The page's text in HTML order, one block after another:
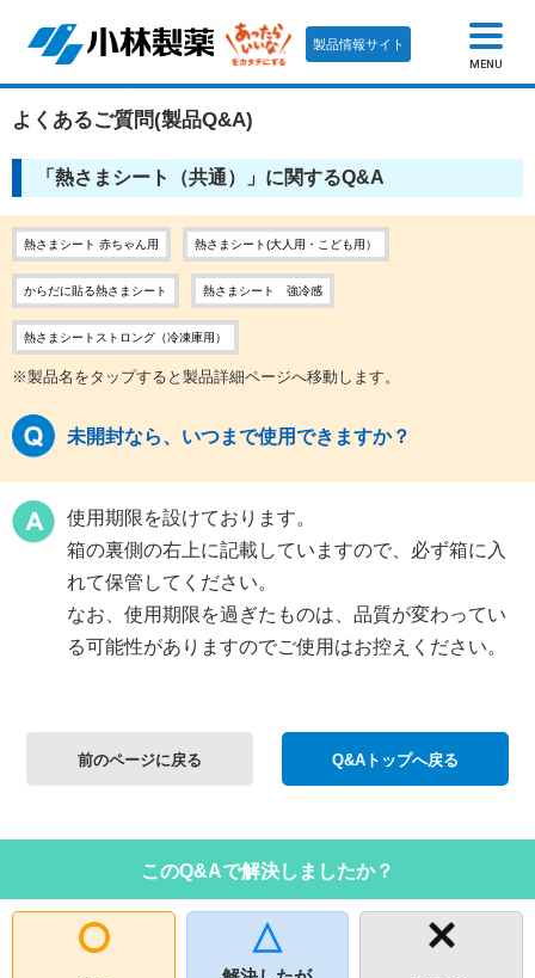
製品情報サイト
MENU
よくあるご質問(製品Q&A)
「熱さまシート（共通）」に関するQ&A
熱さまシート 赤ちゃん用 熱さまシート(大人用・こども用）
からだに貼る熱さまシート 熱さまシート 強冷感
熱さまシートストロング（冷凍庫用）
※製品名をタップすると製品詳細ページへ移動します。
未開封なら、いつまで使用できますか？
使用期限を設けております。
箱の裏側の右上に記載していますので、必ず箱に入
れて保管してください。
なお、使用期限を過ぎたものは、品質が変わってい
る可能性がありますのでご使用はお控えください。
前のページに戻る Q&Aトップへ戻る
このQ&Aで解決しましたか？